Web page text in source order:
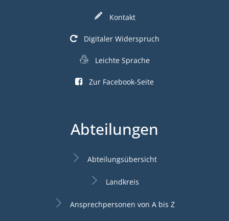
Kontakt
Digitaler Widerspruch
Leichte Sprache
Zur Facebook-Seite
Abteilungen
Abteilungsübersicht
Landkreis
Ansprechpersonen von A bis Z